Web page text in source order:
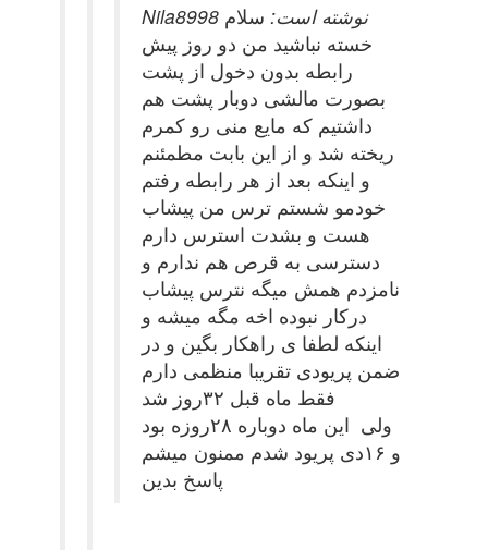
Nila8998 نوشته است: سلام
خسته نباشید من دو روز پیش
رابطه بدون دخول از پشت
بصورت مالشی دوبار پشت هم
داشتیم که مایع منی رو کمرم
ریخته شد و از این بابت مطمئنم
و اینکه بعد از هر رابطه رفتم
خودمو شستم ترس من پیشاب
هست و بشدت استرس دارم
دسترسی به قرص هم ندارم و
نامزدم همش میگه نترس پیشاب
درکار نبوده اخه مگه میشه و
اینکه لطفا ی راهکار بگین و در
ضمن پریودی تقریبا منظمی دارم
فقط ماه قبل ۳۲روز شد
ولی این ماه دوباره ۲۸روزه بود
و ۱۶دی پریود شدم ممنون میشم
پاسخ بدین